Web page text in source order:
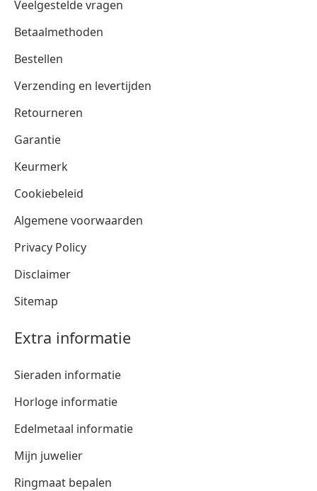
Veelgestelde vragen
Betaalmethoden
Bestellen
Verzending en levertijden
Retourneren
Garantie
Keurmerk
Cookiebeleid
Algemene voorwaarden
Privacy Policy
Disclaimer
Sitemap
Extra informatie
Sieraden informatie
Horloge informatie
Edelmetaal informatie
Mijn juwelier
Ringmaat bepalen